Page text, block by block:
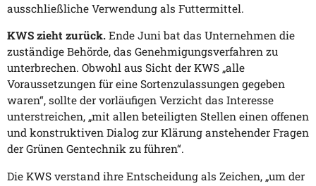
ausschließliche Verwendung als Futtermittel.
KWS zieht zurück. Ende Juni bat das Unternehmen die
zuständige Behörde, das Genehmigungsverfahren zu
unterbrechen. Obwohl aus Sicht der KWS „alle
Voraussetzungen für eine Sortenzulassungen gegeben
waren“, sollte der vorläufigen Verzicht das Interesse
unterstreichen, „mit allen beteiligten Stellen einen offenen
und konstruktiven Dialog zur Klärung anstehender Fragen
der Grünen Gentechnik zu führen“.
Die KWS verstand ihre Entscheidung als Zeichen, „um der